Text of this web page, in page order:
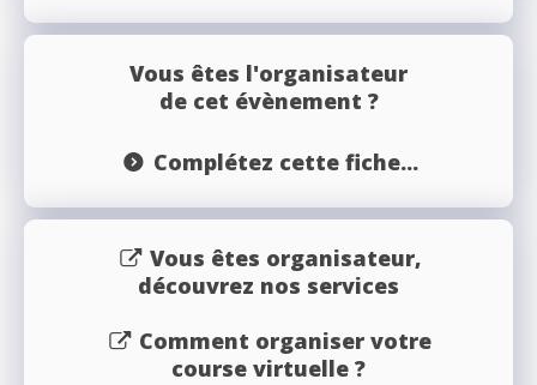
Vous êtes l'organisateur
de cet évènement ?
Complétez cette fiche...
Vous êtes organisateur,
découvrez nos services
Comment organiser votre
course virtuelle ?